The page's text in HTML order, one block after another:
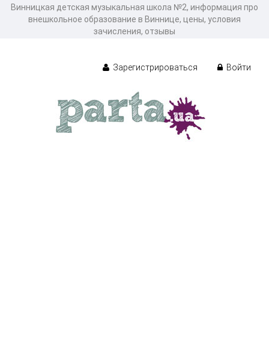
Винницкая детская музыкальная школа №2, информация про
внешкольное образование в Виннице, цены, условия
зачисления, отзывы
Зарегистрироваться Войти